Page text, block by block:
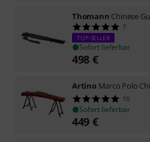
Thomann Chinese
7
TOP-SELLER
Sofort lieferbar
498 €
Artino Marco Polo
10
Sofort lieferbar
449 €